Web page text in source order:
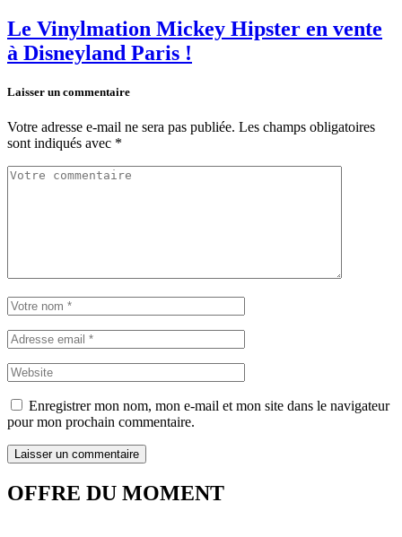
Le Vinylmation Mickey Hipster en vente
à Disneyland Paris !
Laisser un commentaire
Votre adresse e-mail ne sera pas publiée. Les champs obligatoires
sont indiqués avec *
Enregistrer mon nom, mon e-mail et mon site dans le navigateur
pour mon prochain commentaire.
OFFRE DU MOMENT